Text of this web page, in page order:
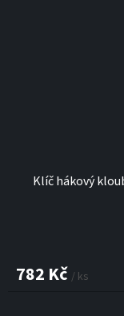
Klíč hákový
782 Kč / ks